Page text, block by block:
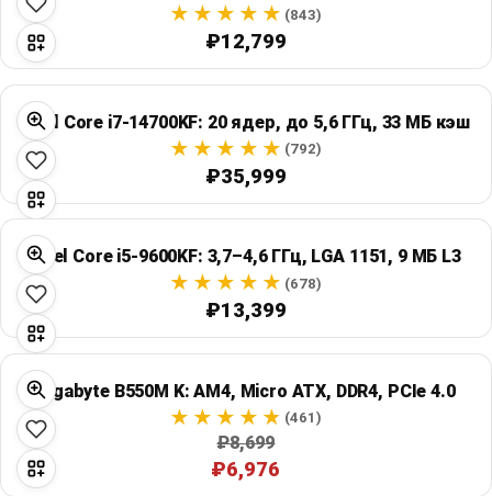
Global Price Tracker
Blog
Compare
Plans & Pricing
Log in
(843)
₽12,799
Intel Core i7-14700KF: 20 ядер, до 5,6 ГГц, 33 МБ кэш
(792)
₽35,999
Intel Core i5-9600KF: 3,7–4,6 ГГц, LGA 1151, 9 МБ L3
(678)
₽13,399
Gigabyte B550M K: AM4, Micro ATX, DDR4, PCIe 4.0
(461)
₽8,699
₽6,976